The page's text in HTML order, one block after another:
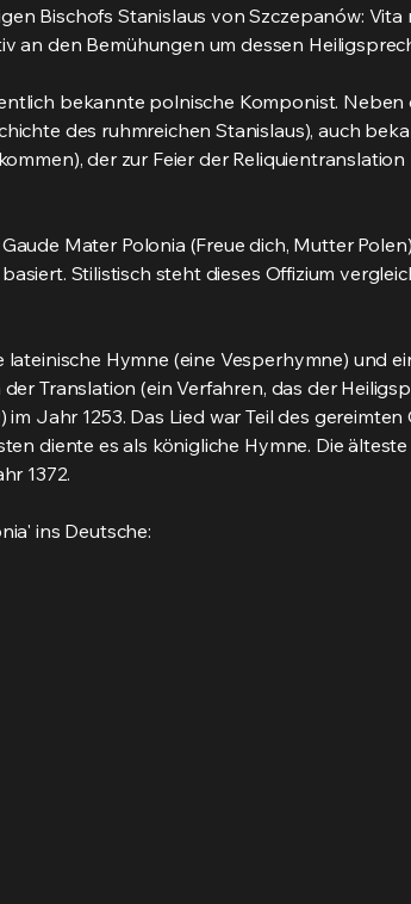
Bischofs Stanislaus von Szczepanów: Vita
an den Bemühungen um dessen
bekannte polnische Komponist. Neben
des ruhmreichen Stanislaus), auch
der zur Feier der
Mater Polonia (Freue dich, Mutter
Stilistisch steht dieses Offizium
Hymne (eine Vesperhymne) und
Translation (ein Verfahren, das der
Jahr 1253. Das Lied war Teil des
diente es als königliche Hymne. Die
1372.
ins Deutsche: